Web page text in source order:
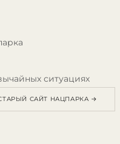
ситуациях
САЙТ НАЦПАРКА →